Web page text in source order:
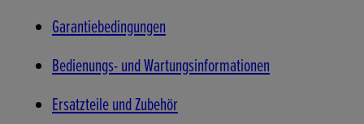
Garantiebedingungen
Bedienungs- und Wartungsinformationen
Ersatzteile und Zubehör